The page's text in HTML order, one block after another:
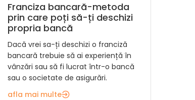
Franciza bancară-metoda
prin care poți să-ți deschizi
propria bancă
Dacă vrei sa-ți deschizi o franciză
bancară trebuie să ai experiență în
vânzări sau să fi lucrat într-o bancă
sau o societate de asigurări.
afla mai multe